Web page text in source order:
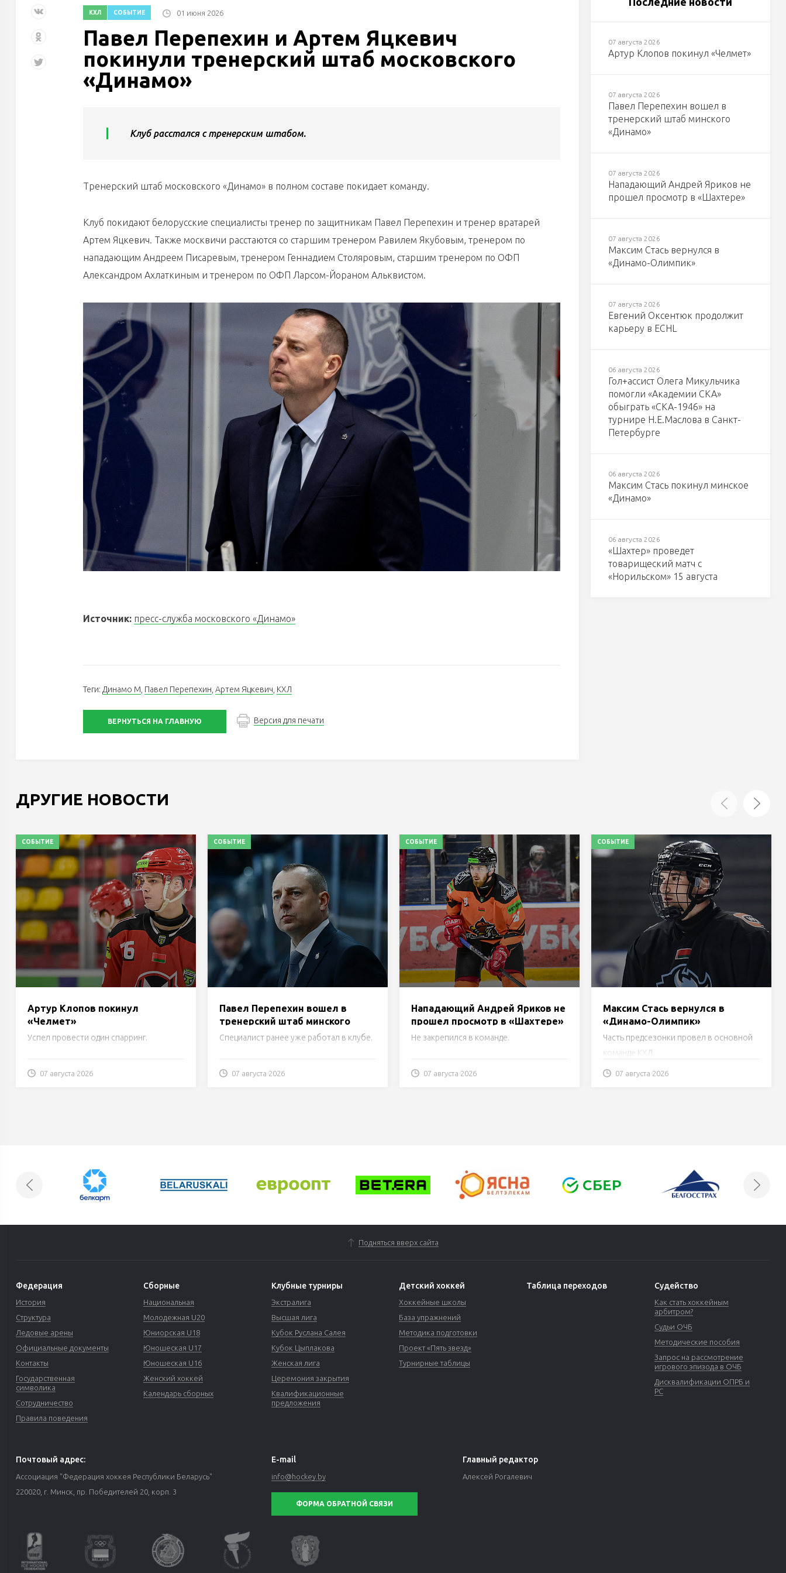
КХЛ СОБЫТИЕ 01 июня 2026
Павел Перепехин и Артем Яцкевич
покинули тренерский штаб московского
«Динамо»
Клуб расстался с тренерским штабом.
Тренерский штаб московского «Динамо» в полном составе покидает команду.
Клуб покидают белорусские специалисты тренер по защитникам Павел Перепехин и тренер вратарей
Артем Яцкевич. Также москвичи расстаются со старшим тренером Равилем Якубовым, тренером по
нападающим Андреем Писаревым, тренером Геннадием Столяровым, старшим тренером по ОФП
Александром Ахлаткиным и тренером по ОФП Ларсом-Йораном Альквистом.
Источник: пресс-служба московского «Динамо»
Теги: Динамо М Павел Перепехин Артем Яцкевич КХЛ
ВЕРНУТЬСЯ НА ГЛАВНУЮ Версия для печати
07 августа 2026
Артур Клопов покинул «Челмет»
07 августа 2026
Павел Перепехин вошел в
тренерский штаб минского
«Динамо»
07 августа 2026
Нападающий Андрей Яриков не
прошел просмотр в «Шахтере»
07 августа 2026
Максим Стась вернулся в
«Динамо-Олимпик»
07 августа 2026
Евгений Оксентюк продолжит
карьеру в ECHL
06 августа 2026
Гол+ассист Олега Микульчика
помогли «Академии СКА»
обыграть «СКА-1946» на
турнире Н.Е.Маслова в Санкт-
Петербурге
06 августа 2026
Максим Стась покинул минское
«Динамо»
06 августа 2026
«Шахтер» проведет
товарищеский матч с
«Норильском» 15 августа
ДРУГИЕ НОВОСТИ
СОБЫТИЕ
Артур Клопов покинул
«Челмет»
Успел провести один спарринг.
07 августа 2026
СОБЫТИЕ
Павел Перепехин вошел в
тренерский штаб минского
«Динамо»
Специалист ранее уже работал в клубе.
07 августа 2026
СОБЫТИЕ
Нападающий Андрей Яриков не
прошел просмотр в «Шахтере»
Не закрепился в команде.
07 августа 2026
СОБЫТИЕ
Максим Стась вернулся в
«Динамо-Олимпик»
Часть предсезонки провел в основной
команде КХЛ.
07 августа 2026
Подняться вверх сайта
Федерация
История
Структура
Ледовые арены
Официальные документы
Контакты
Государственная
символика
Сотрудничество
Правила поведения
Сборные
Национальная
Молодежная U20
Юниорская U18
Юношеская U17
Юношеская U16
Женский хоккей
Календарь сборных
Клубные турниры
Экстралига
Высшая лига
Кубок Руслана Салея
Кубок Цыплакова
Женская лига
Церемония закрытия
Квалификационные
предложения
Детский хоккей
Хоккейные школы
База упражнений
Методика подготовки
Проект «Пять звезд»
Турнирные таблицы
Таблица переходов Судейство
Как стать хоккейным
арбитром?
Судьи ОЧБ
Методические пособия
Запрос на рассмотрение
игрового эпизода в ОЧБ
Дисквалификации ОПРБ и
РС
Почтовый адрес:
Ассоциация "Федерация хоккея Республики Беларусь"
220020, г. Минск, пр. Победителей 20, корп. 3
E-mail
info@hockey.by
ФОРМА ОБРАТНОЙ СВЯЗИ
Главный редактор
Алексей Рогалевич